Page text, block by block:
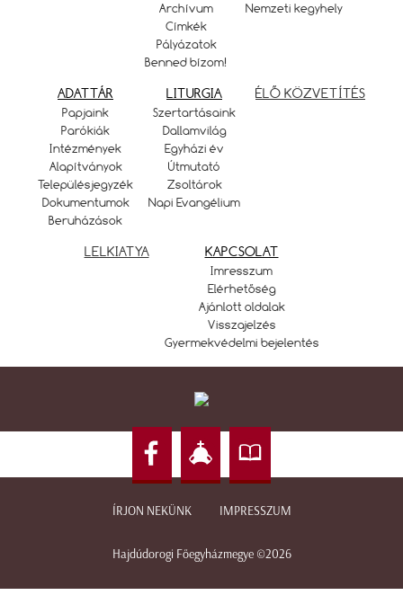
Archívum
Címkék
Pályázatok
Benned bízom!
Nemzeti kegyhely
ADATTÁR
Papjaink
Parókiák
Intézmények
Alapítványok
Településjegyzék
Dokumentumok
Beruházások
LITURGIA
Szertartásaink
Dallamvilág
Egyházi év
Útmutató
Zsoltárok
Napi Evangélium
ÉLŐ KÖZVETÍTÉS
LELKIATYA KAPCSOLAT
Imresszum
Elérhetőség
Ajánlott oldalak
Visszajelzés
Gyermekvédelmi bejelentés
ÍRJON NEKÜNK IMPRESSZUM
Hajdúdorogi Főegyházmegye ©2026